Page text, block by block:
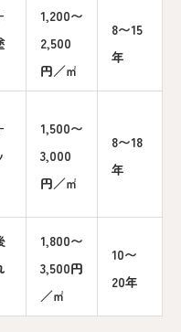
1,200〜
2,500
円／㎡
8〜15
年
1,500〜
3,000
円／㎡
8〜18
年
1,800〜
3,500円
／㎡
10〜
20年